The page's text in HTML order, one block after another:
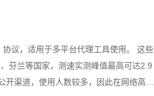
议，适用于多平台代理工具使用。 这些
芬兰等国家，测速实测峰值最高可达2.9
渠道，使用人数较多，因此在网络高峰